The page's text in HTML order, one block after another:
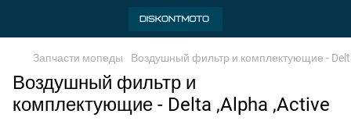
Запчасти мопеды Воздушный фильтр и комплектующие -
Воздушный фильтр и
комплектующие - Delta ,Alpha ,Active